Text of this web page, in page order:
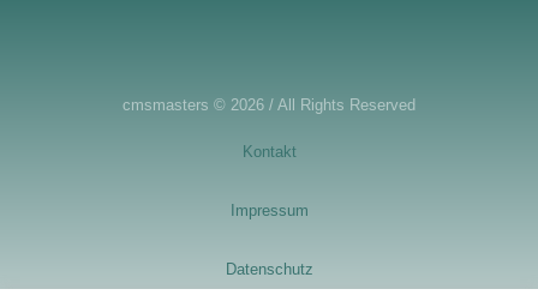
cmsmasters © 2026 / All Rights Reserved
Kontakt
Impressum
Datenschutz